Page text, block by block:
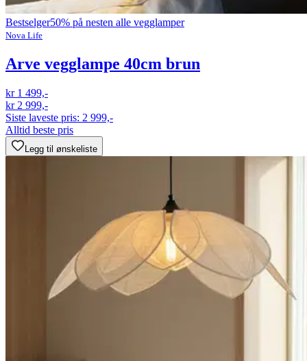
Bestselger50% på nesten alle vegglamper
Nova Life
Arve vegglampe 40cm brun
kr 1 499,-
kr 2 999,-
Siste laveste pris: 2 999,-
Alltid beste pris
Legg til ønskeliste